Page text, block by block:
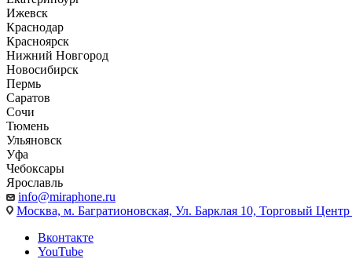
Ижевск
Краснодар
Красноярск
Нижний Новгород
Новосибирск
Пермь
Саратов
Сочи
Тюмень
Ульяновск
Уфа
Чебоксары
Ярославль
info@miraphone.ru
Москва, м. Багратионовская, Ул. Барклая 10, Торговый
Вконтакте
YouTube